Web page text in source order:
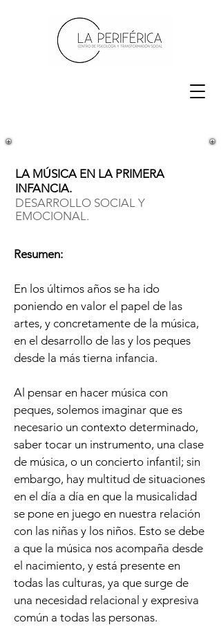
LA MÚSICA EN LA PRIMERA
INFANCIA.
DESARROLLO SOCIAL Y
EMOCIONAL.
Resumen:
En los últimos años se ha ido
poniendo en valor el papel de las
artes, y concretamente de la música,
en el desarrollo de las y los peques
desde la más tierna infancia.
Al pensar en hacer música con
peques, solemos imaginar que es
necesario un contexto determinado,
saber tocar un instrumento, una clase
de música, o un concierto infantil; sin
embargo, hay multitud de situaciones
en el día a día en que la musicalidad
se pone en juego en nuestra relación
con las niñas y los niños. Esto se debe
a que la música nos acompaña desde
el nacimiento, y está presente en
todas las culturas, ya que surge de
una necesidad relacional y expresiva
común a todas las personas.